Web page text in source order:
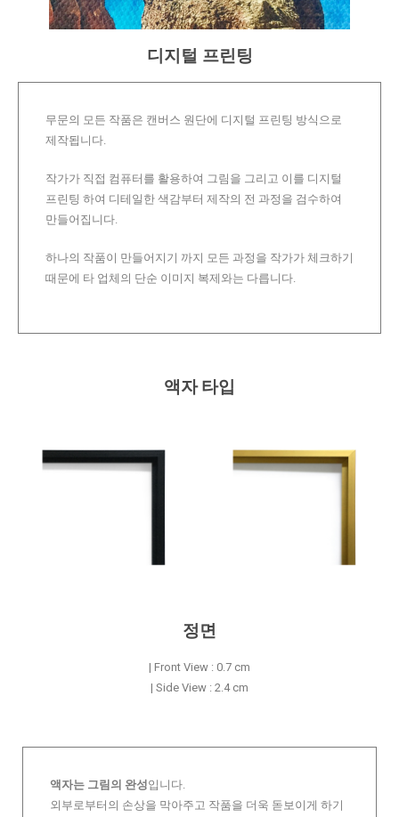
디지털 프린팅
무문의 모든 작품은 캔버스 원단에 디지털 프린팅 방식으로
제작됩니다.
작가가 직접 컴퓨터를 활용하여 그림을 그리고 이를 디지털
프린팅 하여 디테일한 색감부터 제작의 전 과정을 검수하여
만들어집니다.
하나의 작품이 만들어지기 까지 모든 과정을 작가가 체크하기
때문에 타 업체의 단순 이미지 복제와는 다릅니다.
액자 타입
정면
| Front View : 0.7 cm
| Side View : 2.4 cm
액자는 그림의 완성입니다.
외부로부터의 손상을 막아주고 작품을 더욱 돋보이게 하기